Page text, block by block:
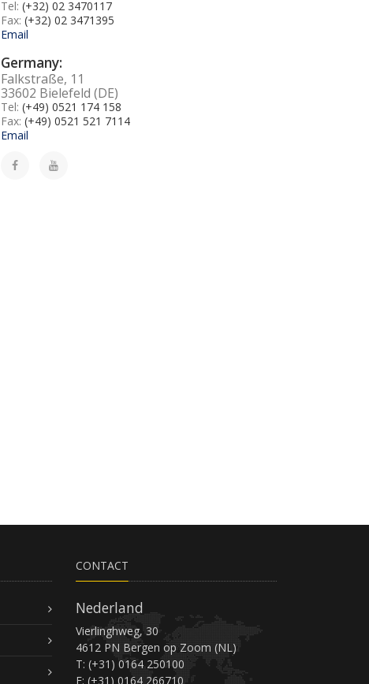
Tel: (+32) 02 3470117
Fax: (+32) 02 3471395
Email
Germany:
Falkstraße, 11
33602 Bielefeld (DE)
Tel: (+49) 0521 174 158
Fax: (+49) 0521 521 7114
Email
CONTACT
Nederland
Vierlinghweg, 30
4612 PN Bergen op Zoom (NL)
T: (+31) 0164 250100
F: (+31) 0164 266710